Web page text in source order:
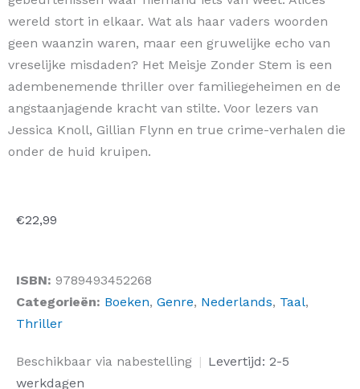
wereld stort in elkaar. Wat als haar vaders woorden
geen waanzin waren, maar een gruwelijke echo van
vreselijke misdaden? Het Meisje Zonder Stem is een
adembenemende thriller over familiegeheimen en de
angstaanjagende kracht van stilte. Voor lezers van
Jessica Knoll, Gillian Flynn en true crime-verhalen die
onder de huid kruipen.
€22,99
ISBN: 9789493452268
Categorieën: Boeken, Genre, Nederlands, Taal,
Thriller
Beschikbaar via nabestelling | Levertijd: 2-5
werkdagen
Het
meisje